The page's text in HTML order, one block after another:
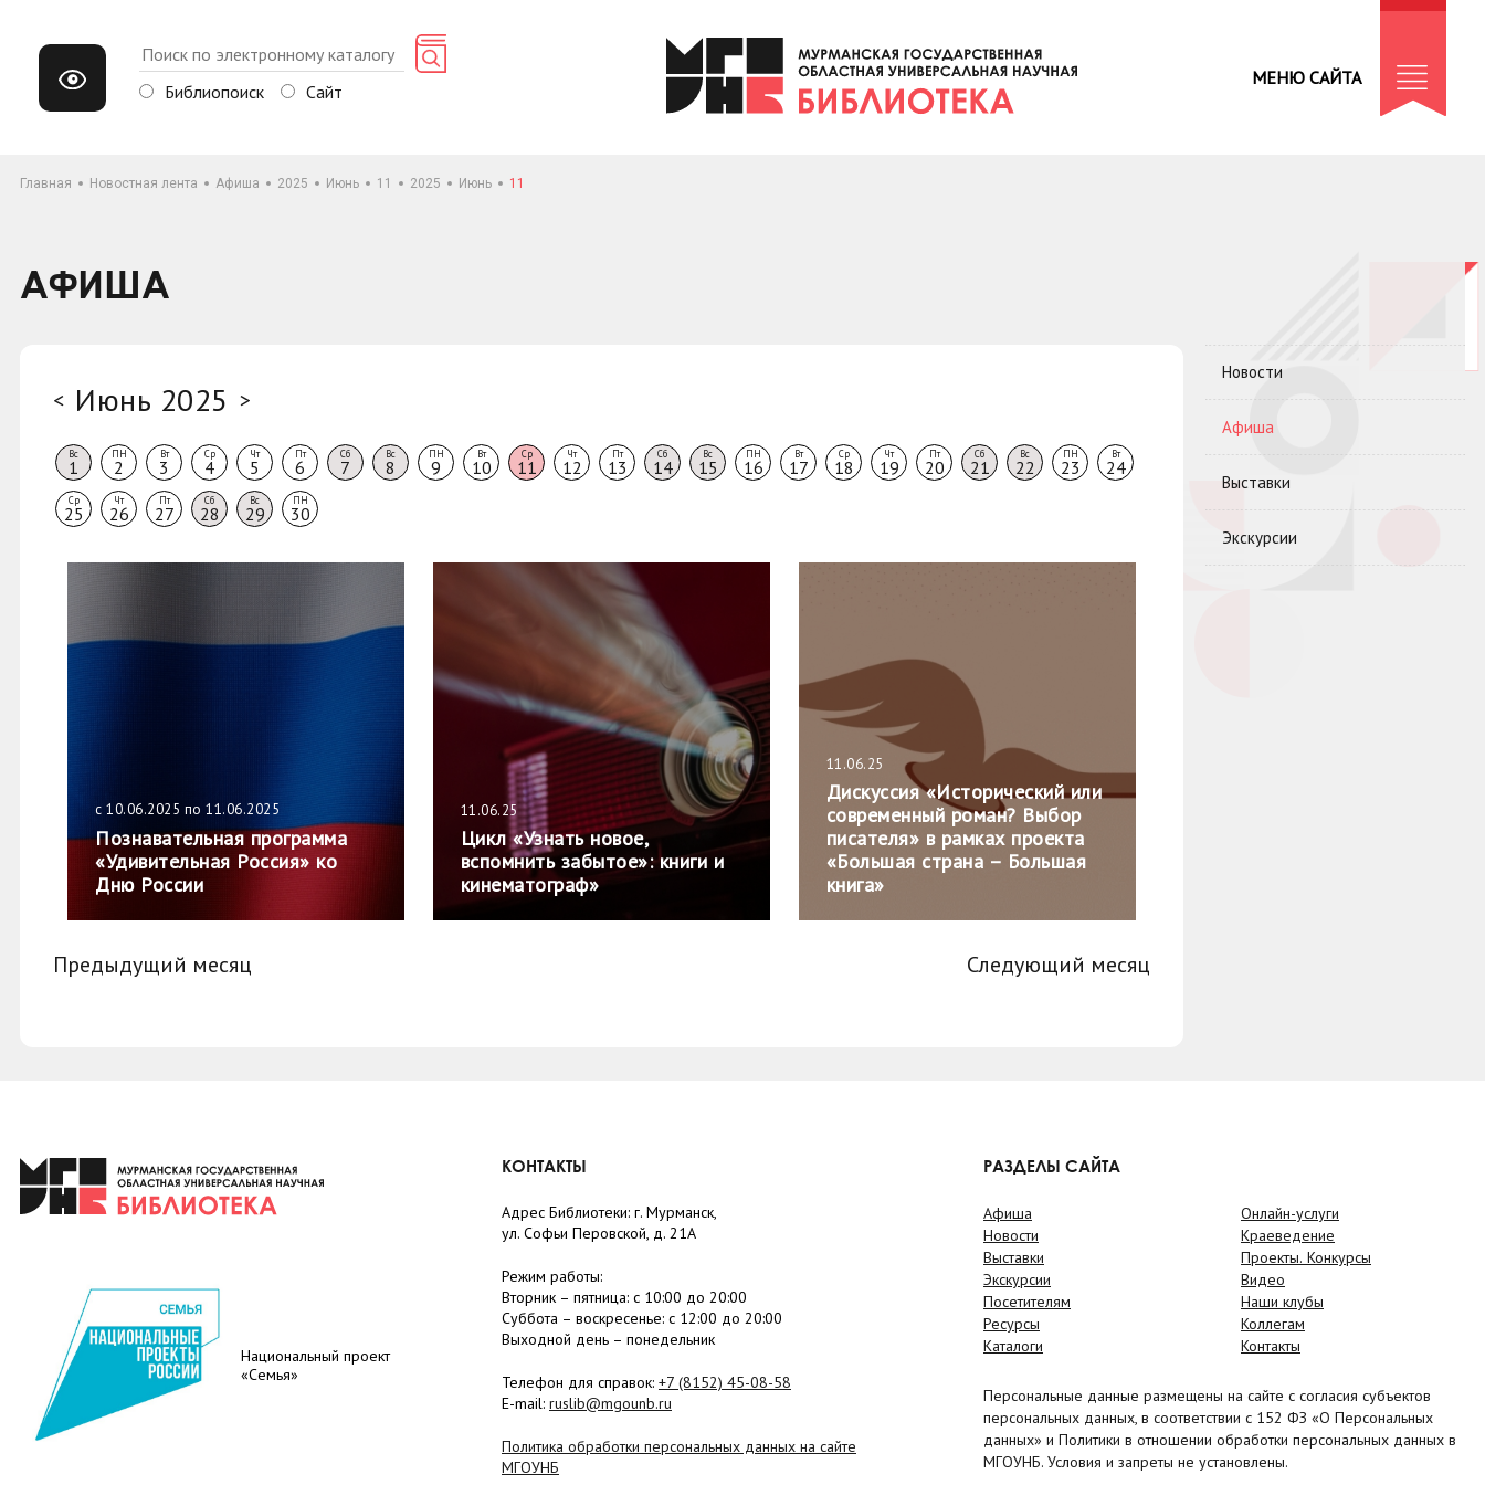
Библиопоиск Сайт
МЕНЮ САЙТА
Главная Новостная лента Афиша 2025 Июнь 11 2025 Июнь 11
АФИША
< Июнь 2025 >
Вс
1
ПН
2
Вт
3
Ср
4
Чт
5
Пт
6
Сб
7
Вс
8
ПН
9
Вт
10
Ср
11
Чт
12
Пт
13
Сб
14
Вс
15
ПН
16
Вт
17
Ср
18
Чт
19
Пт
20
Сб
21
Вс
22
ПН
23
Вт
24
Ср
25
Чт
26
Пт
27
Сб
28
Вс
29
ПН
30
с 10.06.2025 по 11.06.2025
Познавательная программа
«Удивительная Россия» ко
Дню России
11.06.25
Цикл «Узнать новое,
вспомнить забытое»: книги и
кинематограф»
11.06.25
Дискуссия «Исторический или
современный роман? Выбор
писателя» в рамках проекта
«Большая страна – Большая
книга»
Предыдущий месяц Следующий месяц
Новости
Афиша
Выставки
Экскурсии
Национальный проект
«Семья»
КОНТАКТЫ
Адрес Библиотеки: г. Мурманск,
ул. Софьи Перовской, д. 21А
Режим работы:
Вторник – пятница: с 10:00 до 20:00
Суббота – воскресенье: c 12:00 до 20:00
Выходной день – понедельник
Телефон для справок: +7 (8152) 45-08-58
E-mail: ruslib@mgounb.ru
Политика обработки персональных данных на сайте
МГОУНБ
РАЗДЕЛЫ САЙТА
Афиша
Новости
Выставки
Экскурсии
Посетителям
Ресурсы
Каталоги
Онлайн-услуги
Краеведение
Проекты. Конкурсы
Видео
Наши клубы
Коллегам
Контакты
Персональные данные размещены на сайте с согласия субъектов
персональных данных, в соответствии с 152 ФЗ «О Персональных
данных» и Политики в отношении обработки персональных данных в
МГОУНБ. Условия и запреты не установлены.